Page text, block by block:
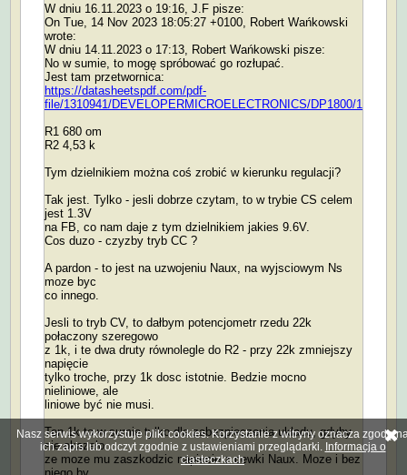
W dniu 16.11.2023 o 19:16, J.F pisze:
On Tue, 14 Nov 2023 18:05:27 +0100, Robert Wańkowski
wrote:
W dniu 14.11.2023 o 17:13, Robert Wańkowski pisze:
No w sumie, to mogę spróbować go rozłupać.
Jest tam przetwornica:
https://datasheetspdf.com/pdf-
file/1310941/DEVELOPERMICROELECTRONICS/DP1800/1
R1 680 om
R2 4,53 k
Tym dzielnikiem można coś zrobić w kierunku regulacji?
Tak jest. Tylko - jesli dobrze czytam, to w trybie CS celem
jest 1.3V
na FB, co nam daje z tym dzielnikiem jakies 9.6V.
Cos duzo - czyzby tryb CC ?
A pardon - to jest na uzwojeniu Naux, na wyjsciowym Ns
moze byc
co innego.
Jesli to tryb CV, to dałbym potencjometr rzedu 22k
połaczony szeregowo
z 1k, i te dwa druty równolegle do R2 - przy 22k zmniejszy
napięcie
tylko troche, przy 1k dosc istotnie. Bedzie mocno
nieliniowe, ale
liniowe być nie musi.
Ten 1k to w sumie tylko dla zabezpieczenia układu, gdyby
sie okazało
ze moze mu zaszkodzic napiecie z cewki Naux. Moze i bez
Nasz serwis wykorzystuje pliki cookies. Korzystanie z witryny oznacza zgodę
ich zapis lub odczyt zgodnie z ustawieniami przeglądarki. Informacja o
ciasteczkach